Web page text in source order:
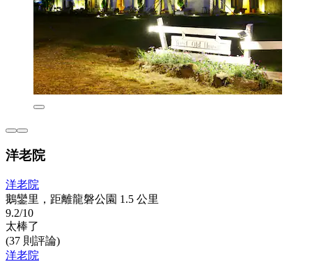
洋老院
洋老院
鵝鑾里，距離龍磐公園 1.5 公里
9.2/10
太棒了
(37 則評論)
洋老院